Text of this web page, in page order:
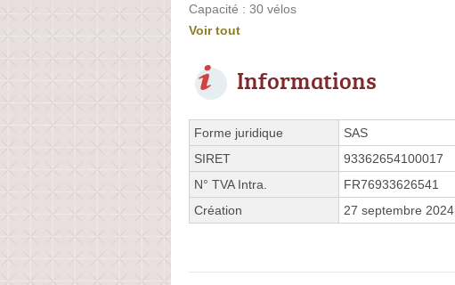
Capacité : 30 vélos
Voir tout
Informations
Forme juridique
SAS
SIRET
93362654100017
N° TVA Intra.
FR76933626541
Création
27 septembre 2024